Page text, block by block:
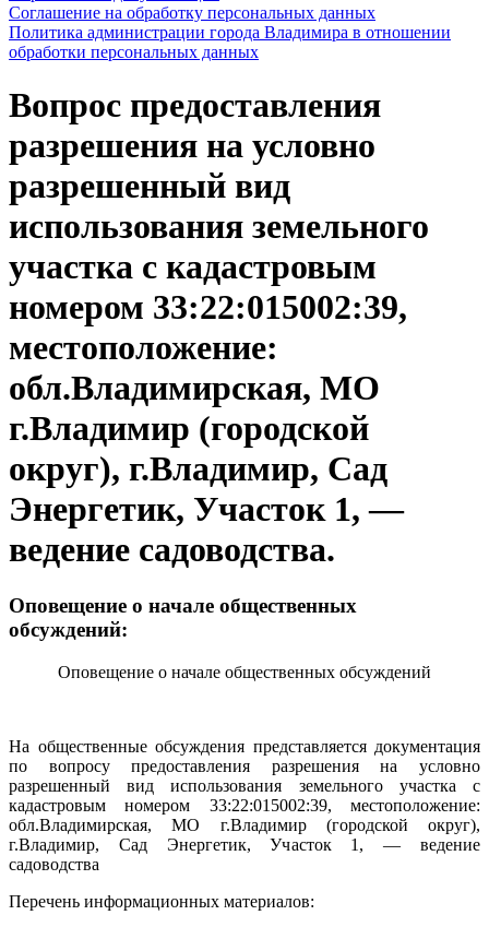
Соглашение на обработку персональных данных
Политика администрации города Владимира в отношении
обработки персональных данных
Вопрос предоставления
разрешения на условно
разрешенный вид
использования земельного
участка с кадастровым
номером 33:22:015002:39,
местоположение:
обл.Владимирская, МО
г.Владимир (городской
округ), г.Владимир, Сад
Энергетик, Участок 1, —
ведение садоводства.
Оповещение о начале общественных
обсуждений:
Оповещение о начале общественных обсуждений
На общественные обсуждения представляется документация
по вопросу предоставления разрешения на условно
разрешенный вид использования земельного участка с
кадастровым номером 33:22:015002:39, местоположение:
обл.Владимирская, МО г.Владимир (городской округ),
г.Владимир, Сад Энергетик, Участок 1, — ведение
садоводства
Перечень информационных материалов: